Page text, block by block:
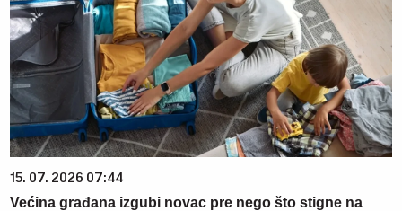
15. 07. 2026 07:44
Većina građana izgubi novac pre nego što stigne na